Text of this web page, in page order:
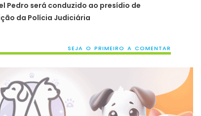
Pedro será conduzido ao presídio de
da Polícia Judiciária
SEJA O PRIMEIRO A COMENTAR